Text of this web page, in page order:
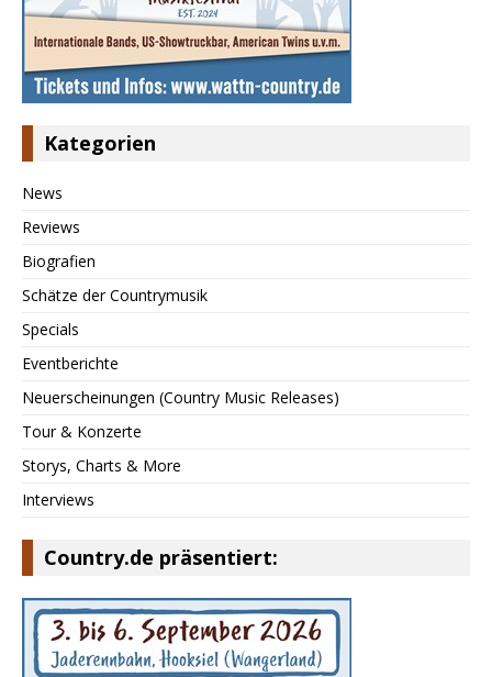
Kategorien
News
Reviews
Biografien
Schätze der Countrymusik
Specials
Eventberichte
Neuerscheinungen (Country Music Releases)
Tour & Konzerte
Storys, Charts & More
Interviews
Country.de präsentiert: